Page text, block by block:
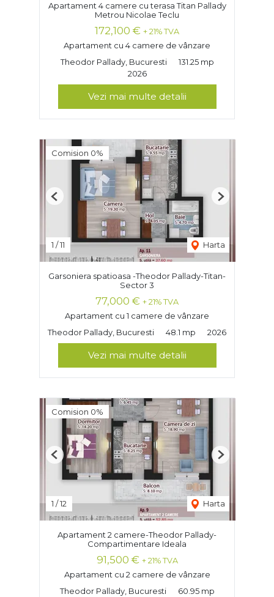
Apartament 4 camere cu terasa Titan Pallady
Metrou Nicolae Teclu
172,100 € + 21% TVA
Apartament cu 4 camere de vânzare
Theodor Pallady, Bucuresti
131.25 mp
2026
Vezi mai multe detalii
Comision 0%
1 /11 Harta
Previous Next
Garsoniera spatioasa -Theodor Pallady-Titan-
Sector 3
77,000 € + 21% TVA
Apartament cu 1 camere de vânzare
Theodor Pallady, Bucuresti
48.1 mp 2026
Vezi mai multe detalii
Comision 0%
1 /12 Harta
Previous Next
Apartament 2 camere-Theodor Pallady-
Compartimentare Ideala
91,500 € + 21% TVA
Apartament cu 2 camere de vânzare
Theodor Pallady, Bucuresti
60.95 mp